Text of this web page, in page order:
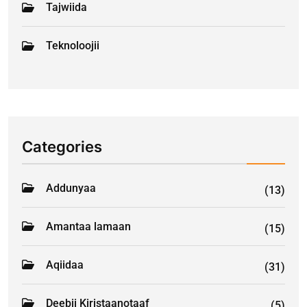
Tajwiida
Teknoloojii
Categories
Addunyaa (13)
Amantaa lamaan (15)
Aqiidaa (31)
Deebii Kiristaanotaaf